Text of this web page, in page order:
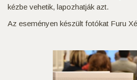
kézbe vehetik, lapozhatják azt.
Az eseményen készült fotókat Furu